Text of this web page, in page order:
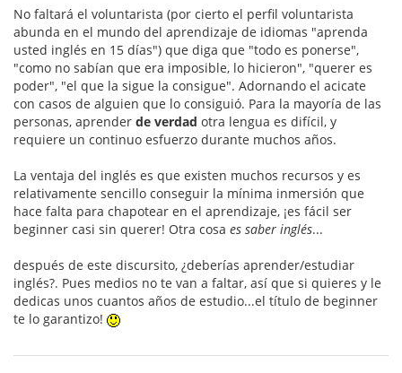
No faltará el voluntarista (por cierto el perfil voluntarista
abunda en el mundo del aprendizaje de idiomas "aprenda
usted inglés en 15 días") que diga que "todo es ponerse",
"como no sabían que era imposible, lo hicieron", "querer es
poder", "el que la sigue la consigue". Adornando el acicate
con casos de alguien que lo consiguió. Para la mayoría de las
personas, aprender de verdad otra lengua es difícil, y
requiere un continuo esfuerzo durante muchos años.
La ventaja del inglés es que existen muchos recursos y es
relativamente sencillo conseguir la mínima inmersión que
hace falta para chapotear en el aprendizaje, ¡es fácil ser
beginner casi sin querer! Otra cosa es saber inglés...
después de este discursito, ¿deberías aprender/estudiar
inglés?. Pues medios no te van a faltar, así que si quieres y le
dedicas unos cuantos años de estudio...el título de beginner
te lo garantizo!